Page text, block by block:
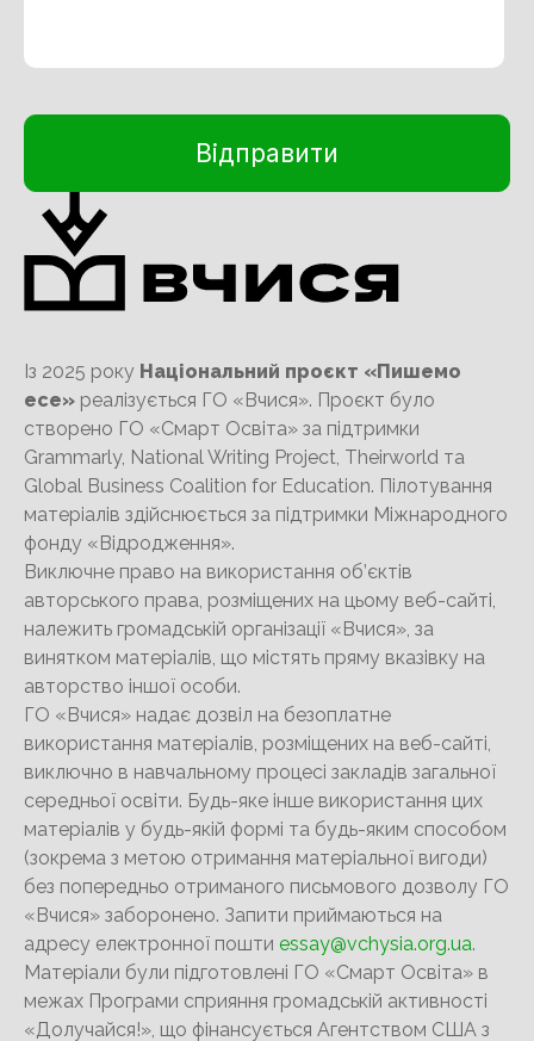
Із 2025 року Національний проєкт «Пишемо
есе» реалізується ГО «Вчися». Проєкт було
створено ГО «Смарт Освіта» за підтримки
Grammarly, National Writing Project, Theirworld та
Global Business Coalition for Education. Пілотування
матеріалів здійснюється за підтримки Міжнародного
фонду «Відродження».
Виключне право на використання об’єктів
авторського права, розміщених на цьому веб-сайті,
належить громадській організації «Вчися», за
винятком матеріалів, що містять пряму вказівку на
авторство іншої особи.
ГО «Вчися» надає дозвіл на безоплатне
використання матеріалів, розміщених на веб-сайті,
виключно в навчальному процесі закладів загальної
середньої освіти. Будь-яке інше використання цих
матеріалів у будь-якій формі та будь-яким способом
(зокрема з метою отримання матеріальної вигоди)
без попередньо отриманого письмового дозволу ГО
«Вчися» заборонено. Запити приймаються на
адресу електронної пошти essay@vchysia.org.ua.
Матеріали були підготовлені ГО «Смарт Освіта» в
межах Програми сприяння громадській активності
«Долучайся!», що фінансується Агентством США з